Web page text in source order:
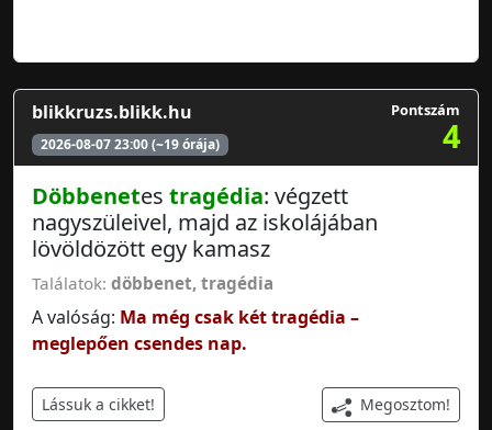
blikkruzs.blikk.hu
2026-08-07 23:00 (~19 órája)
Pontszám
4
Döbbenetes tragédia: végzett
nagyszüleivel, majd az iskolájában
lövöldözött egy kamasz
Találatok: döbbenet, tragédia
A valóság: Ma még csak két tragédia –
meglepően csendes nap.
Lássuk a cikket! Megosztom!